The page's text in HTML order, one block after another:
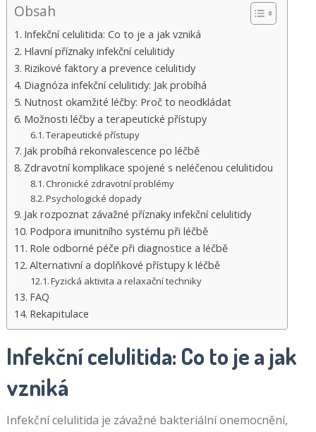
Obsah
Infekční celulitida: Co to je a jak vzniká
Hlavní příznaky infekční celulitidy
Rizikové faktory a prevence celulitidy
Diagnóza infekční celulitidy: Jak probíhá
Nutnost okamžité léčby: Proč to neodkládat
Možnosti léčby a terapeutické přístupy
Terapeutické přístupy
Jak probíhá rekonvalescence po léčbě
Zdravotní komplikace spojené s neléčenou celulitidou
Chronické zdravotní problémy
Psychologické dopady
Jak rozpoznat závažné příznaky infekční celulitidy
Podpora imunitního systému při léčbě
Role odborné péče při diagnostice a léčbě
Alternativní a doplňkové přístupy k léčbě
Fyzická aktivita a relaxační techniky
FAQ
Rekapitulace
Infekční celulitida: Co to je a jak
vzniká
Infekční celulitida je závažné bakteriální onemocnění,